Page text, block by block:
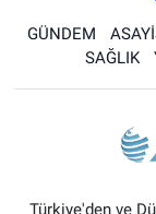
GÜNDEM
SAĞLIK
Türkiye'den ve